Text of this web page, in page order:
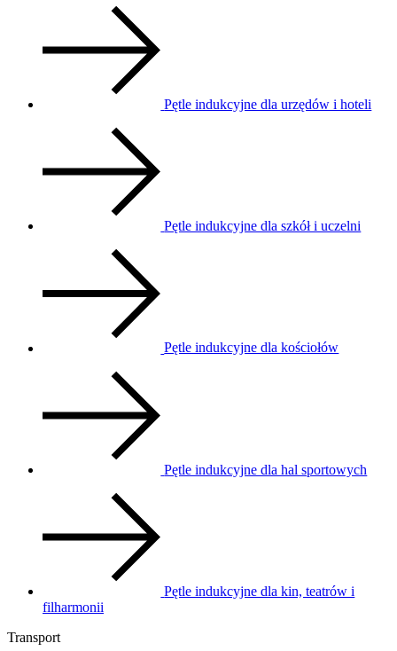
Pętle indukcyjne dla urzędów i hoteli
Pętle indukcyjne dla szkół i uczelni
Pętle indukcyjne dla kościołów
Pętle indukcyjne dla hal sportowych
Pętle indukcyjne dla kin, teatrów i
filharmonii
Transport